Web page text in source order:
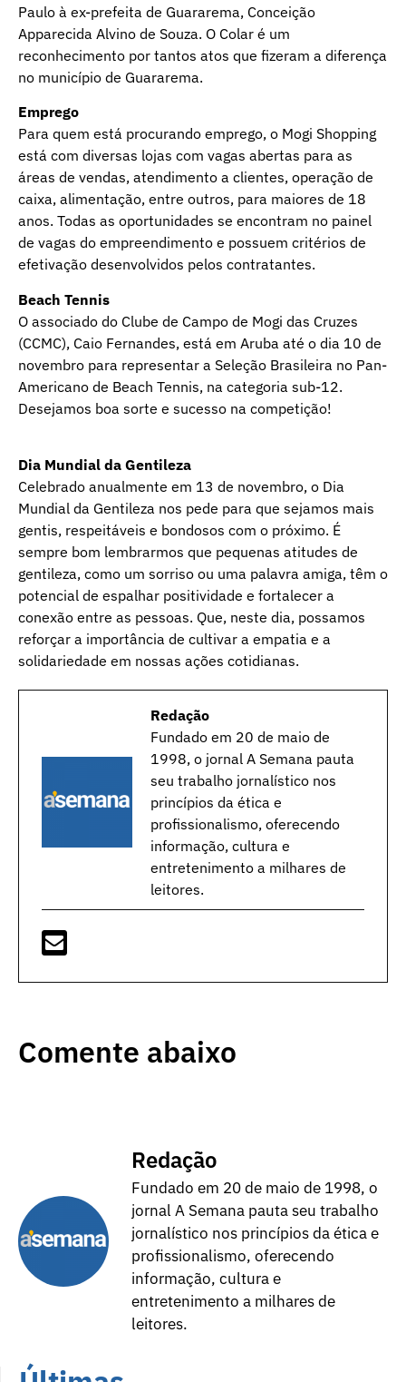
Paulo à ex-prefeita de Guararema, Conceição
Apparecida Alvino de Souza. O Colar é um
reconhecimento por tantos atos que fizeram a diferença
no município de Guararema.
Emprego
Para quem está procurando emprego, o Mogi Shopping
está com diversas lojas com vagas abertas para as
áreas de vendas, atendimento a clientes, operação de
caixa, alimentação, entre outros, para maiores de 18
anos. Todas as oportunidades se encontram no painel
de vagas do empreendimento e possuem critérios de
efetivação desenvolvidos pelos contratantes.
Beach Tennis
O associado do Clube de Campo de Mogi das Cruzes
(CCMC), Caio Fernandes, está em Aruba até o dia 10 de
novembro para representar a Seleção Brasileira no Pan-
Americano de Beach Tennis, na categoria sub-12.
Desejamos boa sorte e sucesso na competição!
Dia Mundial da Gentileza
Celebrado anualmente em 13 de novembro, o Dia
Mundial da Gentileza nos pede para que sejamos mais
gentis, respeitáveis e bondosos com o próximo. É
sempre bom lembrarmos que pequenas atitudes de
gentileza, como um sorriso ou uma palavra amiga, têm o
potencial de espalhar positividade e fortalecer a
conexão entre as pessoas. Que, neste dia, possamos
reforçar a importância de cultivar a empatia e a
solidariedade em nossas ações cotidianas.
Redação
Fundado em 20 de maio de
1998, o jornal A Semana pauta
seu trabalho jornalístico nos
princípios da ética e
profissionalismo, oferecendo
informação, cultura e
entretenimento a milhares de
leitores.
Comente abaixo
Redação
Fundado em 20 de maio de 1998, o
jornal A Semana pauta seu trabalho
jornalístico nos princípios da ética e
profissionalismo, oferecendo
informação, cultura e
entretenimento a milhares de
leitores.